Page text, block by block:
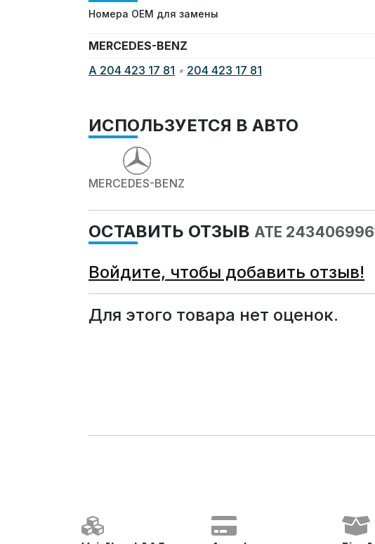
Номера OEM для замены
MERCEDES-BENZ
A 204 423 17 81 • 204 423 17 81
ИСПОЛЬЗУЕТСЯ В АВТО
MERCEDES-BENZ
ОСТАВИТЬ ОТЗЫВ ATE
Войдите, чтобы добавить отзыв!
Для этого товара нет оценок.